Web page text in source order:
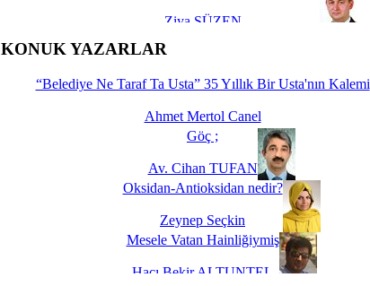
Ziya SÜZEN
İşte Biz buyuz...
KONUK YAZARLAR
“Belediye Ne Taraf Ta Usta” 35 Yıllık Bir Usta'nın Kalemi
Ahmet Mertol Canel
Göç ;
Av. Cihan TUFAN
Oksidan-Antioksidan nedir?
Zeynep Seçkin
Mesele Vatan Hainliğiymiş
Hacı Bekir ALTUNTEL